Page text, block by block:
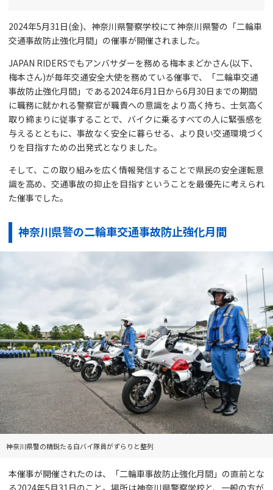
2024年5月31日(金)、神奈川県警察学校にて神奈川県警の「二輪車
交通事故防止強化月間」の催事が開催されました。
JAPAN RIDERSでもアンバサダーを務める梅本まどかさん(以下、
梅本さん)が毎年交通安全大使を務めている催事で、「二輪車交通
事故防止強化月間」である2024年6月1日から6月30日までの期間
に職務に就かれる警察官が職責への意識をより高く持ち、士気高く
取り締まりに従事することで、バイクに乗るすべての人に緊張感を
与えるとともに、事故なく安全に暮らせる、より良い交通環境づく
りを目指すための出発式となりました。
そして、この取り組みを広く情報発信することで県民の安全運転意
識を高め、交通事故の抑止を目指すということを最優先に考えられ
た催事でした。
神奈川県警の二輪車交通事故防止強化月間
神奈川県警の精鋭たる白バイ隊員がずらりと整列
本催事が開催されたのは、「二輪車事故防止強化月間」の直前とな
る2024年5月31日のこと。場所は神奈川県警察学校と、一般の方が